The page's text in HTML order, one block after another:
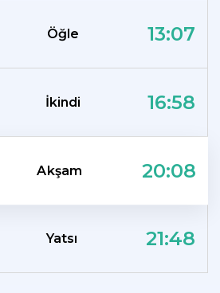
Öğle 13:07
İkindi 16:58
Akşam 20:08
Yatsı 21:48